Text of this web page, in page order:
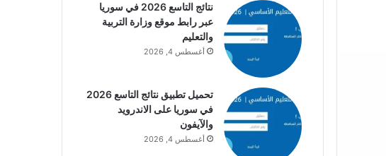
نتائج التاسع 2026 في سوريا
عبر رابط موقع وزارة التربية
والتعليم
أغسطس 4, 2026
تحميل تطبيق نتائج التاسع 2026
في سوريا على الاندرويد
والآيفون
أغسطس 4, 2026